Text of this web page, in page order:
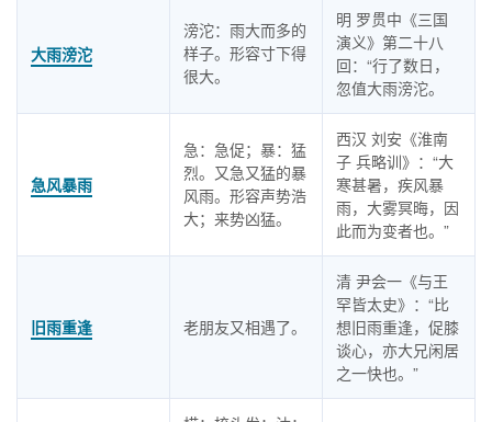
大雨滂沱
滂沱：雨大而多的
样子。形容寸下得
很大。
明 罗贯中《三国
演义》第二十八
回：“行了数日，
忽值大雨滂沱。
急风暴雨
急：急促；暴：猛
烈。又急又猛的暴
风雨。形容声势浩
大；来势凶猛。
西汉 刘安《淮南
子 兵略训》：“大
寒甚暑，疾风暴
雨，大雾冥晦，因
此而为变者也。”
旧雨重逢 老朋友又相遇了。
清 尹会一《与王
罕皆太史》：“比
想旧雨重逢，促膝
谈心，亦大兄闲居
之一快也。”